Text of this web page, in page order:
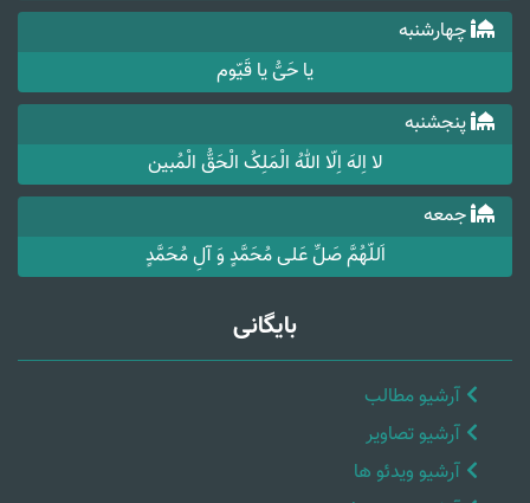
چهارشنبه
یا حَیُّ یا قَیّوم
پنجشنبه
لا اِلهَ اِلّا اللهُ الْمَلِکُ الْحَقُّ الْمُبین
جمعه
اَللّهُمَّ صَلِّ عَلی مُحَمَّدٍ وَ آلِ مُحَمَّدٍ
بایگانی
آرشیو مطالب
آرشیو تصاویر
آرشیو ویدئو ها